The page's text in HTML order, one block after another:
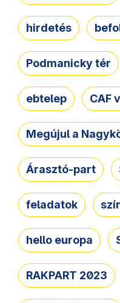
hirdetés
Podmanicky tér
ebtelep CAF
Megújul a
Árasztó-part
feladatok
hello europa
RAKPART 2023